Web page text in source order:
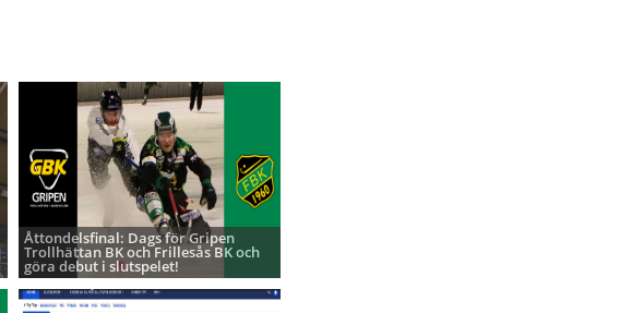
Åttondelsfinal: Dags för Gripen
Trollhättan BK och Frillesås BK och
göra debut i slutspelet!